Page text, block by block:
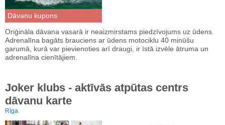
Dāvanu kupons
Oriģināla dāvana vasarā ir neaizmirstams piedzīvojums uz ūdens.
Adrenalīna bagāts brauciens ar ūdens motociklu 40 minūšu
garumā, kurā var pievienoties arī draugi, ir īstā izvēle ātruma un
adrenalīna cienītājiem.
Joker klubs - aktīvās atpūtas centrs
dāvanu karte
Rīga